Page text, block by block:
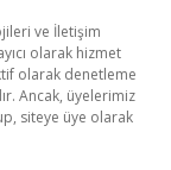
ve İletişim
olarak hizmet
olarak denetleme
Ancak, üyelerimiz
siteye üye olarak